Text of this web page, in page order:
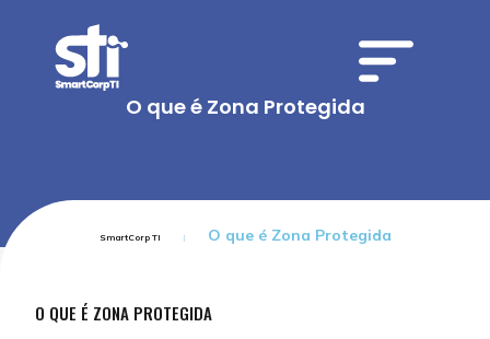
O que é Zona Protegida
SmartCorp TI O que é Zona Protegida
O QUE É ZONA PROTEGIDA